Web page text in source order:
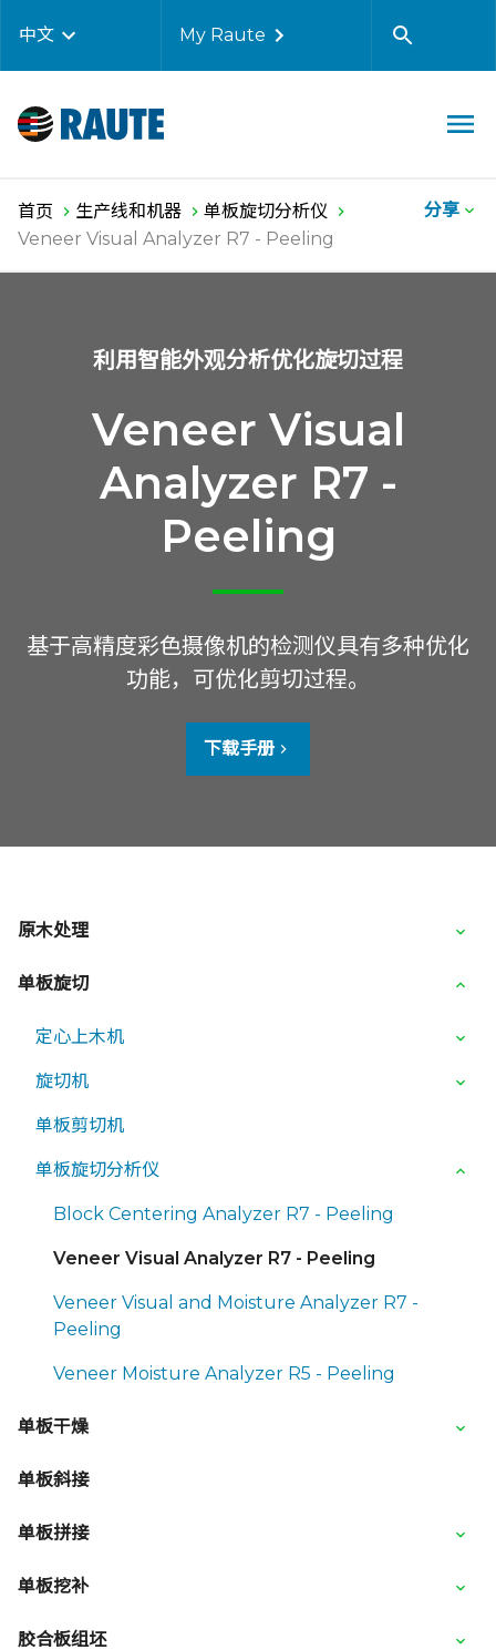
中文 My Raute
首页 生产线和机器
单板旋切分析仪
Veneer Visual Analyzer R7 - Peeling
分享
利用智能外观分析优化旋切过程
Veneer Visual
Analyzer R7 -
Peeling
基于高精度彩色摄像机的检测仪具有多种优化
功能，可优化剪切过程。
下载手册
原木处理
单板旋切
定心上木机
旋切机
单板剪切机
单板旋切分析仪
Block Centering Analyzer R7 - Peeling
Veneer Visual Analyzer R7 - Peeling
Veneer Visual and Moisture Analyzer R7 -
Peeling
Veneer Moisture Analyzer R5 - Peeling
单板干燥
单板斜接
单板拼接
单板挖补
胶合板组坯